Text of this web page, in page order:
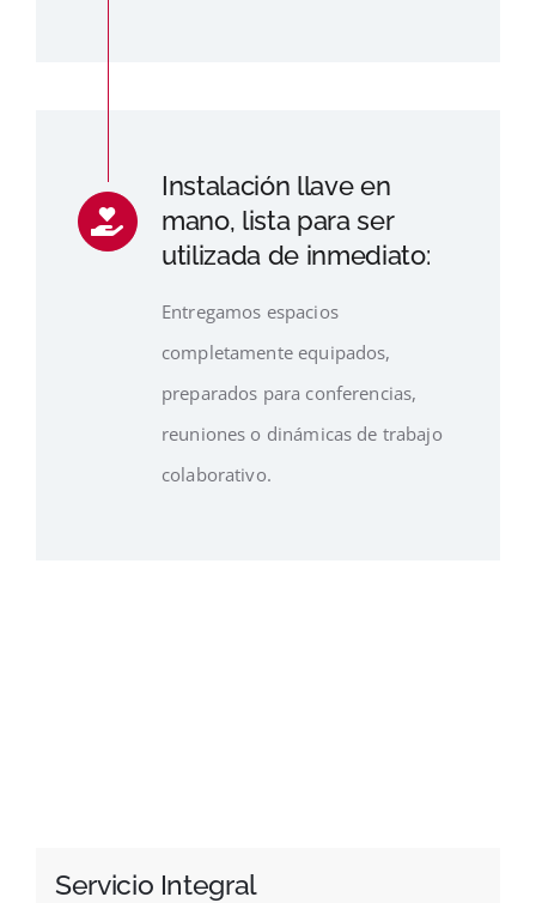
Instalación llave en
mano, lista para ser
utilizada de inmediato:
Entregamos espacios
completamente equipados,
preparados para conferencias,
reuniones o dinámicas de trabajo
colaborativo.
Servicio Integral